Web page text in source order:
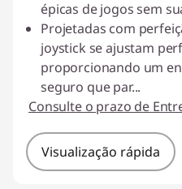
épicas de jogos sem
Projetadas com
joystick se ajustam
proporcionando um
seguro que par...
Consulte o prazo de
Visualização rápida